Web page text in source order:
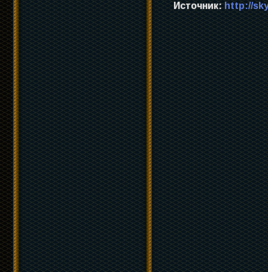
Источник: http://